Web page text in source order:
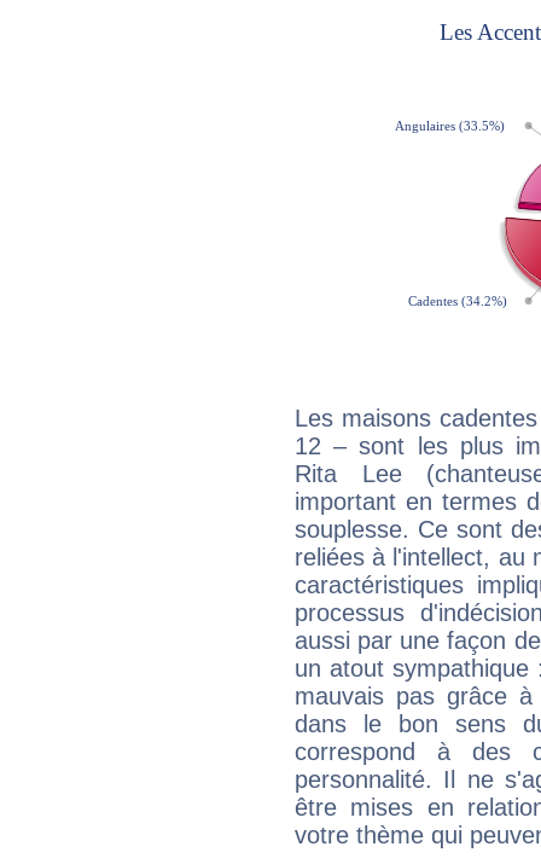
Les maisons
12 – sont les plus
Rita Lee
important en termes
souplesse. Ce sont
reliées à l'intellect, au
caractéristiques
processus
aussi par une façon
un atout
mauvais pas grâce
dans le bon sens
correspond à des
personnalité. Il ne
être mises en
votre thème qui